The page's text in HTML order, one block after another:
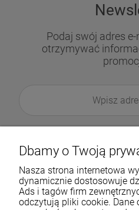
Podaj swój adres
otrzymywać
Dbamy o Twoją
Nasza strona internetowa
dynamicznie dostosowuje
Ads i tagów firm
odczytują pliki cookie. Dane